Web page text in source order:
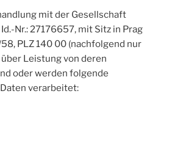
mit der Gesellschaft
Id.-Nr.: 27176657, mit Sitz in Prag
PLZ 140 00 (nachfolgend nur
Leistung von deren
oder werden folgende
verarbeitet: